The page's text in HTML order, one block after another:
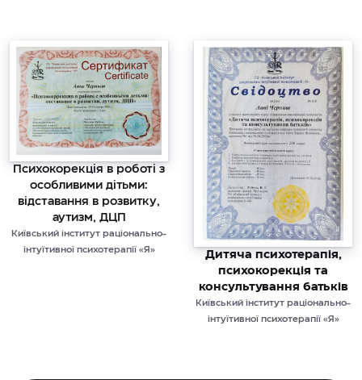
Психокорекція в роботі з
особливими дітьми:
відставання в розвитку,
аутизм, ДЦП
Київський інститут раціонально-
інтуїтивної психотерапії «Я»
Дитяча психотерапія,
психокорекція та
консультування батьків
Київський інститут раціонально-
інтуїтивної психотерапії «Я»